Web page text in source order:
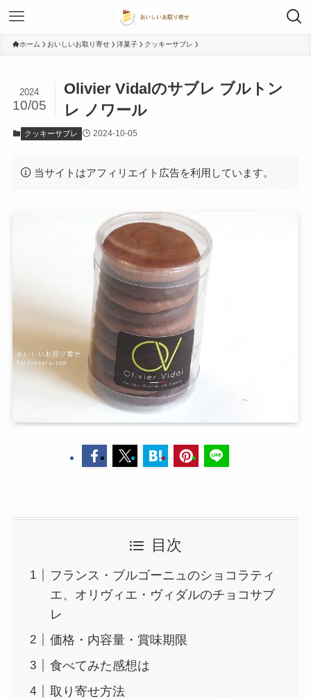
ホーム おいしいお取り寄せ 洋菓子 クッキーサブレ
Olivier Vidalのサブレ ブルトン
レ ノワール
2024
10/05
クッキーサブレ 2024-10-05
当サイトはアフィリエイト広告を利用しています。
目次
フランス・ブルゴーニュのショコラティ
エ、オリヴィエ・ヴィダルのチョコサブ
レ
価格・内容量・賞味期限
食べてみた感想は
取り寄せ方法